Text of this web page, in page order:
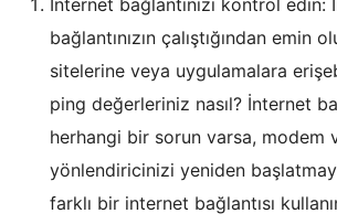
İnternet bağlantınızı kontrol edin:
bağlantınızın çalıştığından emin
sitelerine veya uygulamalara
ping değerleriniz nasıl? İnternet
herhangi bir sorun varsa, modem
yönlendiricinizi yeniden
farklı bir internet bağlantısı